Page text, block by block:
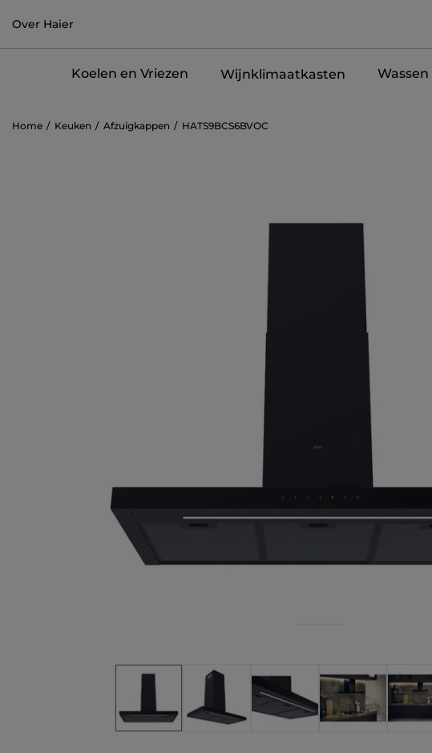
Over Haier
Koelen en Vriezen Wijnklimaatkasten
Home Keuken Afzuigkappen HATS9BCS6BVOC